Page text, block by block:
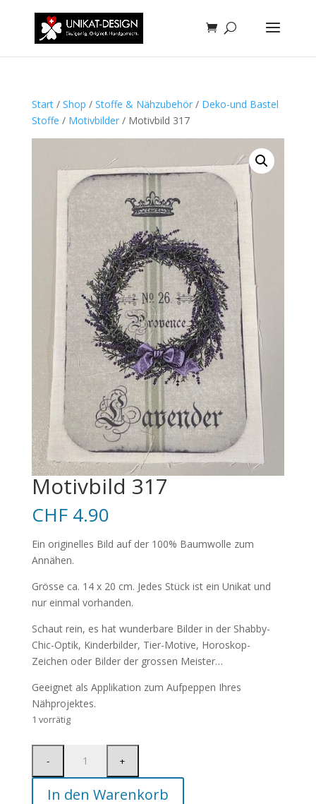
Start/ Shop / Stoffe & Nähzubehör/ Deko-und Bastel
Stoffe / Motivbilder/ Motivbild 317
Motivbild 317
CHF4.90
Ein originelles Bild auf der 100% Baumwolle zum
Annähen.
Grösse ca. 14 x 20 cm. Jedes Stück ist ein Unikat und
nur einmal vorhanden.
Schaut rein, es hat wunderbare Bilder in der Shabby-
Chic-Optik, Kinderbilder, Tier-Motive, Horoskop-
Zeichen oder Bilder der grossen Meister…
Geeignet als Applikation zum Aufpeppen Ihres
Nähprojektes.
1 vorrätig
In den Warenkorb